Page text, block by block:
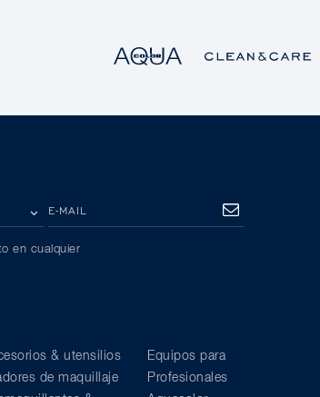
E-MAIL
SUSCRIBE
en cualquier
& utensilios
de maquillaje
Equipos para
Profesionales